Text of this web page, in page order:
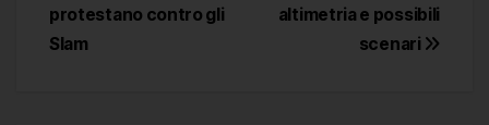
altimetria e possibili
scenari
protestano contro gli
Slam